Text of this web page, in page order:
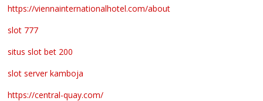
https://viennainternationalhotel.com/about
slot 777
situs slot bet 200
slot server kamboja
https://central-quay.com/